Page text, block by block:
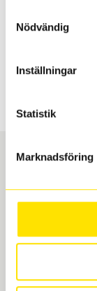
Nödvändig
Inställningar
Statistik
Marknadsföring
inte vara
Boka och
När du
levereras de
Göteborg. Välj
Mölndal. I